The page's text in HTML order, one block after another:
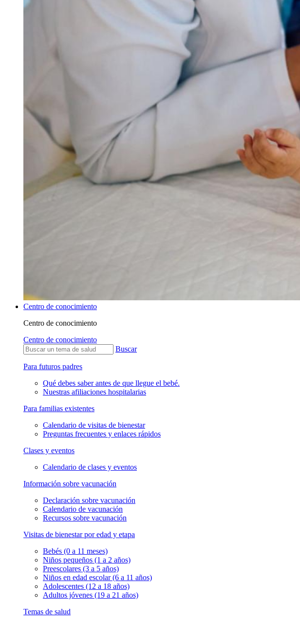
Centro de conocimiento
Centro de conocimiento
Centro de conocimiento
Buscar
Para futuros padres
Qué debes saber antes de que llegue el bebé.
Nuestras afiliaciones hospitalarias
Para familias existentes
Calendario de visitas de bienestar
Preguntas frecuentes y enlaces rápidos
Clases y eventos
Calendario de clases y eventos
Información sobre vacunación
Declaración sobre vacunación
Calendario de vacunación
Recursos sobre vacunación
Visitas de bienestar por edad y etapa
Bebés (0 a 11 meses)
Niños pequeños (1 a 2 años)
Preescolares (3 a 5 años)
Niños en edad escolar (6 a 11 años)
Adolescentes (12 a 18 años)
Adultos jóvenes (19 a 21 años)
Temas de salud